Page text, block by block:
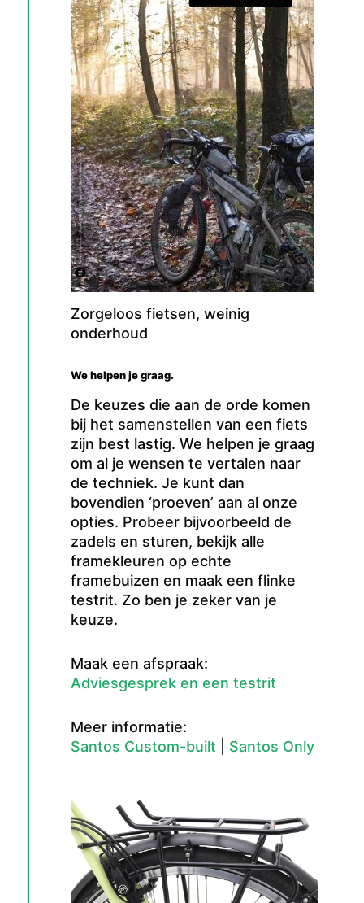
Zorgeloos fietsen, weinig
onderhoud
We helpen je graag.
De keuzes die aan de orde komen
bij het samenstellen van een fiets
zijn best lastig. We helpen je graag
om al je wensen te vertalen naar
de techniek. Je kunt dan
bovendien ‘proeven’ aan al onze
opties. Probeer bijvoorbeeld de
zadels en sturen, bekijk alle
framekleuren op echte
framebuizen en maak een flinke
testrit. Zo ben je zeker van je
keuze.
Maak een afspraak:
Adviesgesprek en een testrit
Meer informatie:
Santos Custom-built
Santos Only